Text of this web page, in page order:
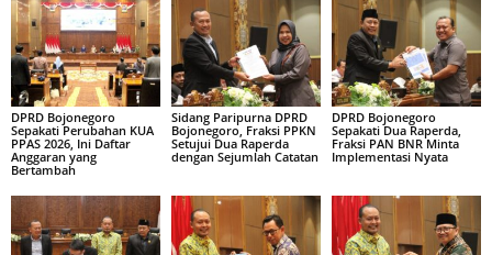
DPRD Bojonegoro
Sepakati Perubahan KUA
PPAS 2026, Ini Daftar
Anggaran yang
Bertambah
Sidang Paripurna DPRD
Bojonegoro, Fraksi PPKN
Setujui Dua Raperda
dengan Sejumlah Catatan
DPRD Bojonegoro
Sepakati Dua Raperda,
Fraksi PAN BNR Minta
Implementasi Nyata